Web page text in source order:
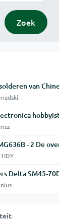
Zoek
van
Delta SM45-